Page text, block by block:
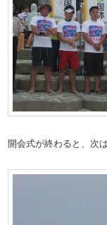
開会式が終わると、次